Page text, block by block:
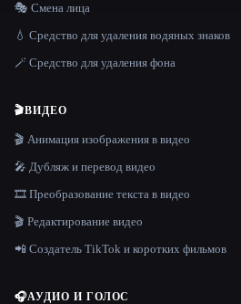
🎭 Смена лица
💧 Средство для удаления водяных знаков
🪄 Средство для удаления фона
🎬ВИДЕО
🎬 Анимация изображения в видео
🎤 Дубляж и перевод видео
🎞️ Преобразование текста в видео
🎬 Редактирование видео
📲 Создатель TikTok и коротких фильмов
🎧АУДИО И ГОЛОС